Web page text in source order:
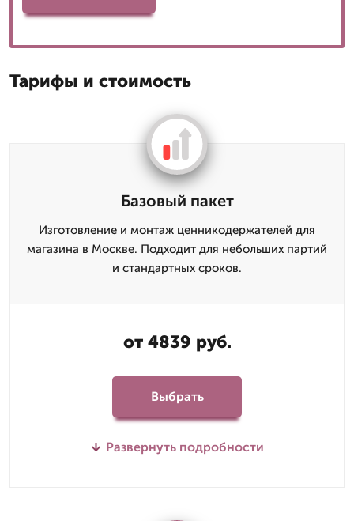
Тарифы и стоимость
Базовый пакет
Изготовление и монтаж ценникодержателей для
магазина в Москве. Подходит для небольших партий
и стандартных сроков.
от 4839 руб.
Выбрать
Развернуть подробности